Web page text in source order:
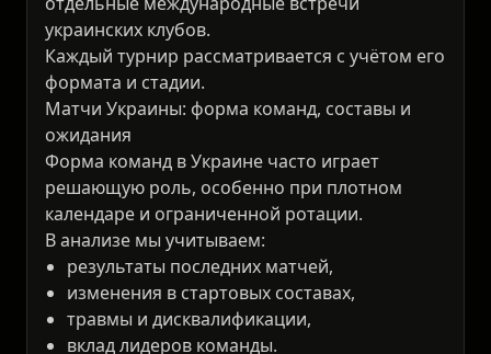
украинских клубов.
Каждый турнир рассматривается с учётом его
формата и стадии.
Матчи Украины: форма команд, составы и
ожидания
Форма команд в Украине часто играет
решающую роль, особенно при плотном
календаре и ограниченной ротации.
В анализе мы учитываем:
результаты последних матчей,
изменения в стартовых составах,
травмы и дисквалификации,
вклад лидеров команды.